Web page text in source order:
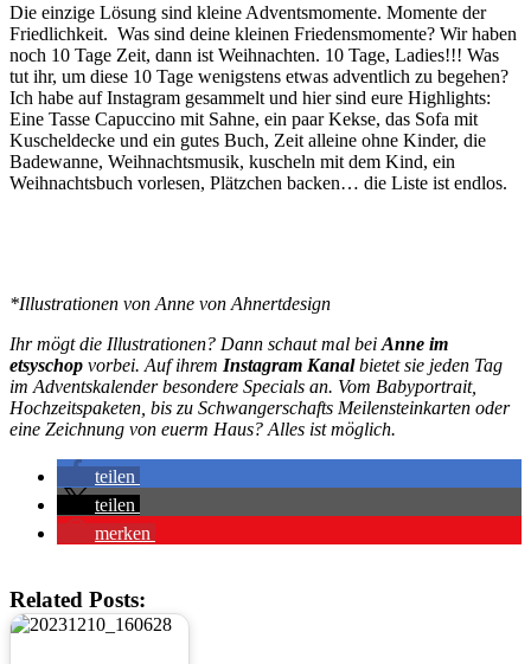
Die einzige Lösung sind kleine Adventsmomente. Momente der
Friedlichkeit. Was sind deine kleinen Friedensmomente? Wir haben
noch 10 Tage Zeit, dann ist Weihnachten. 10 Tage, Ladies!!! Was
tut ihr, um diese 10 Tage wenigstens etwas adventlich zu begehen?
Ich habe auf Instagram gesammelt und hier sind eure Highlights:
Eine Tasse Capuccino mit Sahne, ein paar Kekse, das Sofa mit
Kuscheldecke und ein gutes Buch, Zeit alleine ohne Kinder, die
Badewanne, Weihnachtsmusik, kuscheln mit dem Kind, ein
Weihnachtsbuch vorlesen, Plätzchen backen… die Liste ist endlos.
*Illustrationen von Anne von Ahnertdesign
Ihr mögt die Illustrationen? Dann schaut mal bei Anne im
etsyschop vorbei. Auf ihrem Instagram Kanalbietet sie jeden Tag
im Adventskalender besondere Specials an. Vom Babyportrait,
Hochzeitspaketen, bis zu Schwangerschafts Meilensteinkarten oder
eine Zeichnung von euerm Haus? Alles ist möglich.
teilen
teilen
merken
Related Posts: